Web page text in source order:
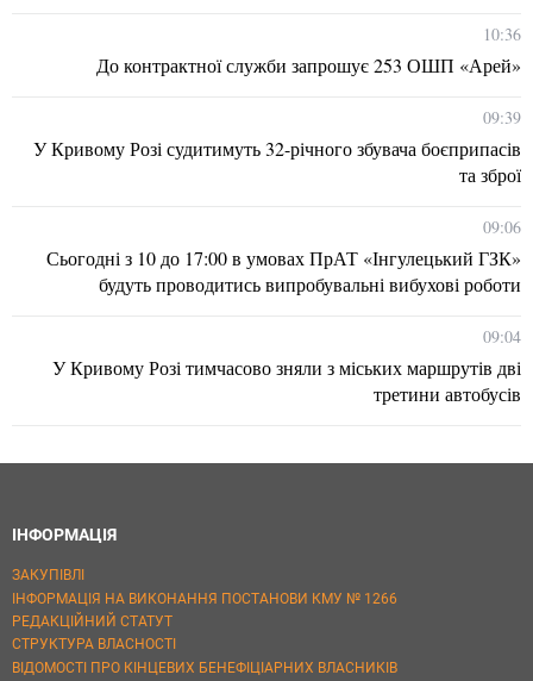
10:36
До контрактної служби запрошує 253 ОШП «Арей»
09:39
У Кривому Розі судитимуть 32-річного збувача боєприпасів
та зброї
09:06
Сьогодні з 10 до 17:00 в умовах ПрАТ «Інгулецький ГЗК»
будуть проводитись випробувальні вибухові роботи
09:04
У Кривому Розі тимчасово зняли з міських маршрутів дві
третини автобусів
ІНФОРМАЦІЯ
ЗАКУПІВЛІ
ІНФОРМАЦІЯ НА ВИКОНАННЯ ПОСТАНОВИ КМУ № 1266
РЕДАКЦІЙНИЙ СТАТУТ
СТРУКТУРА ВЛАСНОСТІ
ВІДОМОСТІ ПРО КІНЦЕВИХ БЕНЕФІЦІАРНИХ ВЛАСНИКІВ